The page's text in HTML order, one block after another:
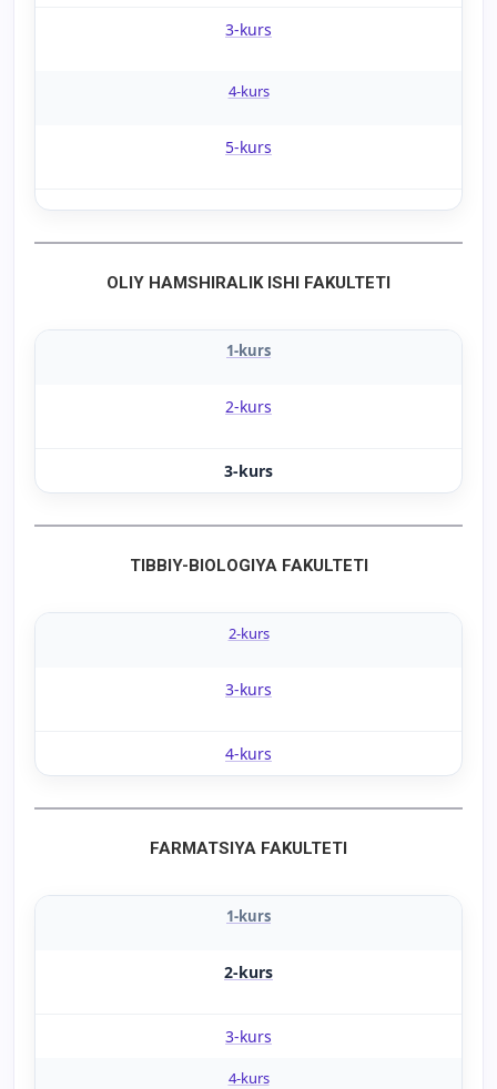
3-kurs
4-kurs
5-kurs
OLIY HAMSHIRALIK ISHI FAKULTETI
1-kurs
2-kurs
3-kurs
TIBBIY-BIOLOGIYA FAKULTETI
2-kurs
3-kurs
4-kurs
FARMATSIYA FAKULTETI
1-kurs
2-kurs
3-kurs
4-kurs